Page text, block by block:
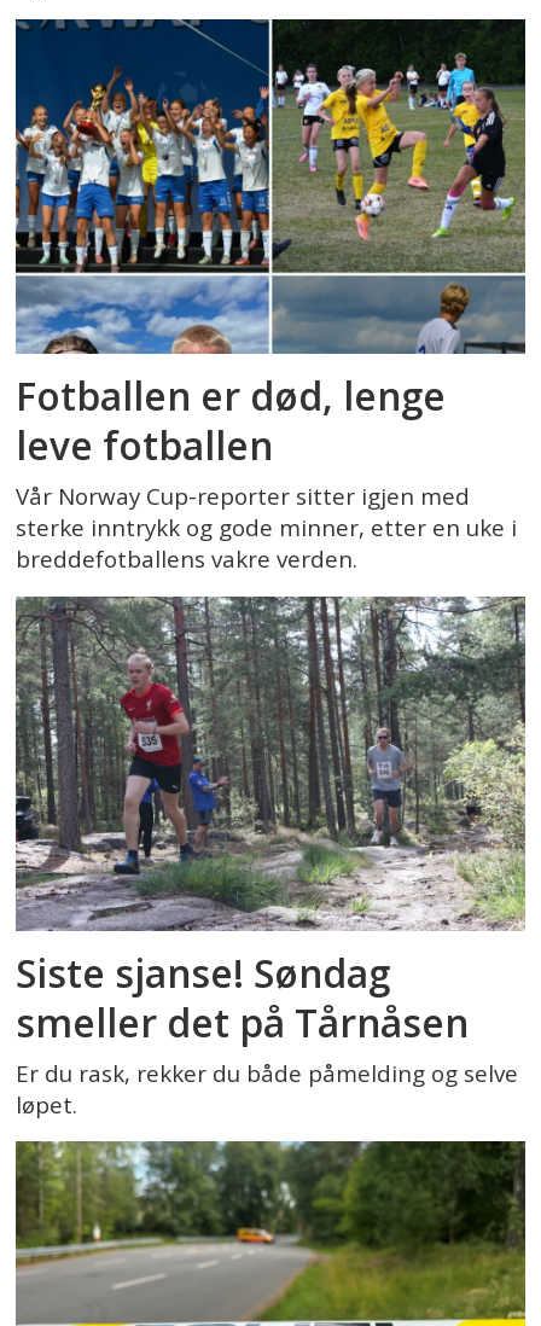
Fotballen er død, lenge
leve fotballen
Vår Norway Cup-reporter sitter igjen med
sterke inntrykk og gode minner, etter en uke i
breddefotballens vakre verden.
Siste sjanse! Søndag
smeller det på Tårnåsen
Er du rask, rekker du både påmelding og selve
løpet.